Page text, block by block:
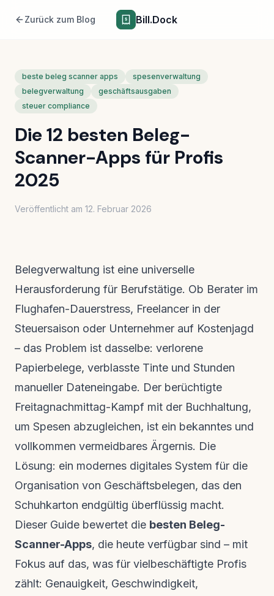
Zurück zum Blog Bill.Dock
beste beleg scanner apps
spesenverwaltung
belegverwaltung
geschäftsausgaben
steuer compliance
Die 12 besten Beleg-
Scanner-Apps für Profis
2025
Veröffentlicht am 12. Februar 2026
Belegverwaltung ist eine universelle
Herausforderung für Berufstätige. Ob Berater im
Flughafen-Dauerstress, Freelancer in der
Steuersaison oder Unternehmer auf Kostenjagd
– das Problem ist dasselbe: verlorene
Papierbelege, verblasste Tinte und Stunden
manueller Dateneingabe. Der berüchtigte
Freitagnachmittag-Kampf mit der Buchhaltung,
um Spesen abzugleichen, ist ein bekanntes und
vollkommen vermeidbares Ärgernis. Die
Lösung: ein modernes digitales System für die
Organisation von Geschäftsbelegen, das den
Schuhkarton endgültig überflüssig macht.
Dieser Guide bewertet die besten Beleg-
Scanner-Apps, die heute verfügbar sind – mit
Fokus auf das, was für vielbeschäftigte Profis
zählt: Genauigkeit, Geschwindigkeit,